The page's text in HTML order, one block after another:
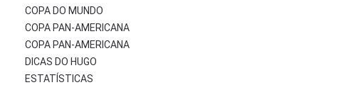
COPA DO MUNDO
COPA PAN-AMERICANA
COPA PAN-AMERICANA
DICAS DO HUGO
ESTATÍSTICAS